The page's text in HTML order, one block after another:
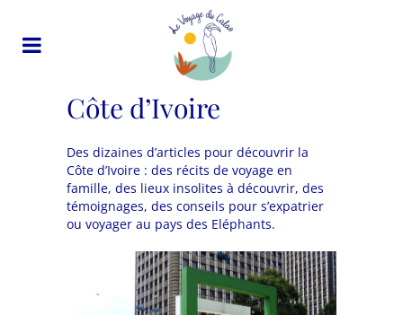
Côte d’Ivoire
Des dizaines d’articles pour découvrir la
Côte d’Ivoire : des récits de voyage en
famille, des lieux insolites à découvrir, des
témoignages, des conseils pour s’expatrier
ou voyager au pays des Eléphants.